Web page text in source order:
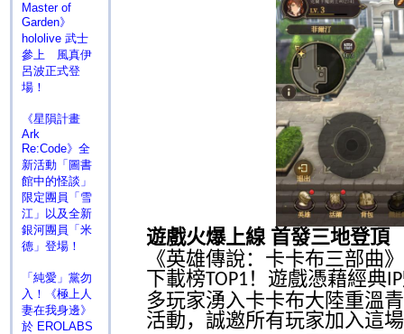
Master of
Garden》
hololive 武士
參上 風真伊
呂波正式登
場！
《星隕計畫
Ark
Re:Code》全
新活動「圖書
館中的怪談」
限定團員「雪
江」以及全新
銀河團員「米
德」登場！
「純愛」黨勿
入！《極上人
妻在我身邊》
於 EROLABS
遊戲火爆上線 首發三地登頂
《英雄傳說：卡卡布三部曲
下載榜TOP1！遊戲憑藉經典IP
多玩家湧入卡卡布大陸重溫
活動，誠邀所有玩家加入這